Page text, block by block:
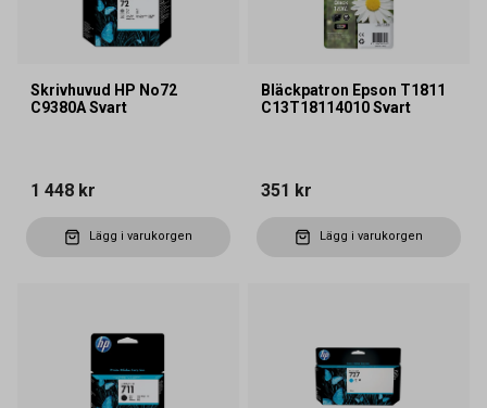
Skrivhuvud HP No72
C9380A Svart
1 448 kr
Lägg i varukorgen
Bläckpatron Epson T1811
C13T18114010 Svart
351 kr
Lägg i varukorgen